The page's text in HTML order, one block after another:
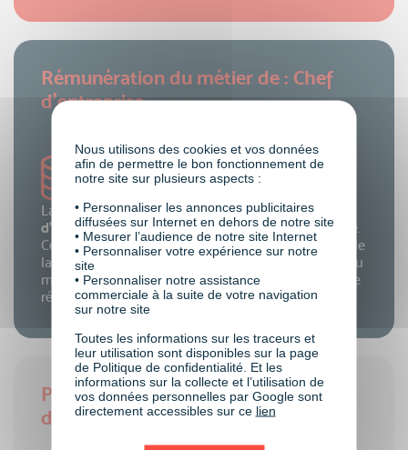
Rémunération du métier de : Chef
d’entreprise
La
rémunération annuelle brute d'un Chef
d'entrepriseest très variable d'un dirigeant à l'autre.
Cela peut également varier en fonction de la taille de
la structure, du secteur d’activité, des fluctuations du
marché et de la santé de la société.La fourchette de
rémunération se situe entre 70 K€ et 230 K€.
Pré-requis du métier de : Chef
d’entreprise
Nous utilisons des cookies et vos données
afin de permettre le bon fonctionnement de
notre site sur plusieurs aspects :
• Personnaliser les annonces publicitaires
diffusées sur Internet en dehors de notre site
• Mesurer l’audience de notre site Internet
• Personnaliser votre expérience sur notre
site
• Personnaliser notre assistance
commerciale à la suite de votre navigation
sur notre site
Toutes les informations sur les traceurs et
leur utilisation sont disponibles sur la page
de Politique de confidentialité. Et les
informations sur la collecte et l’utilisation de
vos données personnelles par Google sont
directement accessibles sur ce lien